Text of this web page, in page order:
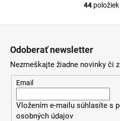
O
a
c
p
44položiek
Odoberať newsletter
Nezmeškajte žiadne novinky či
Email
Vložením e-mailu súhlasíte s
osobných údajov